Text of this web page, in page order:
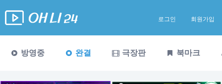
로그인 회원가입
방영중 완결 극장판 북마크